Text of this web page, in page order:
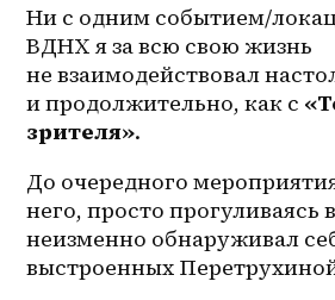
Ни с одним событием/
ВДНХ я за всю свою жизнь
не взаимодействовал
и продолжительно, как с
зрителя».
До очередного
него, просто прогуливаясь
неизменно обнаруживал
выстроенных